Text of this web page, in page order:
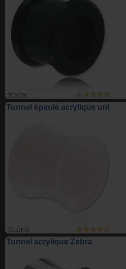
TCX001
Tunnel épaulé acrylique uni
TCU000
Tunnel acrylique Zebra